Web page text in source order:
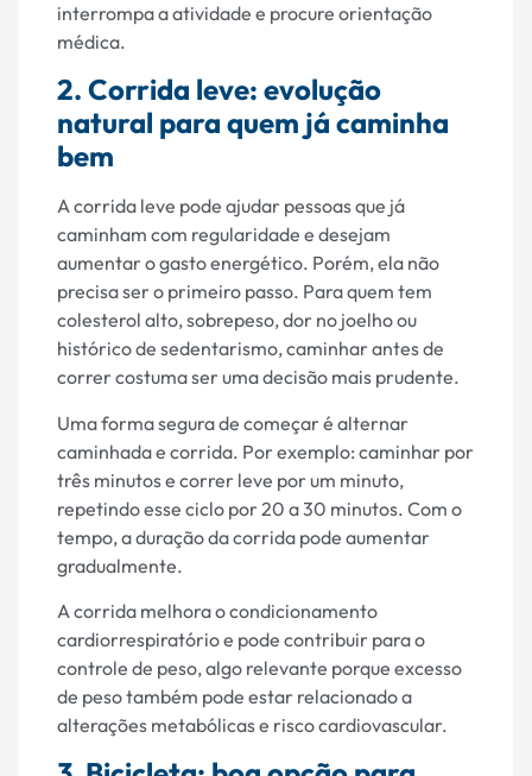
interrompa a atividade e procure orientação
médica.
2. Corrida leve: evolução
natural para quem já caminha
bem
A corrida leve pode ajudar pessoas que já
caminham com regularidade e desejam
aumentar o gasto energético. Porém, ela não
precisa ser o primeiro passo. Para quem tem
colesterol alto, sobrepeso, dor no joelho ou
histórico de sedentarismo, caminhar antes de
correr costuma ser uma decisão mais prudente.
Uma forma segura de começar é alternar
caminhada e corrida. Por exemplo: caminhar por
três minutos e correr leve por um minuto,
repetindo esse ciclo por 20 a 30 minutos. Com o
tempo, a duração da corrida pode aumentar
gradualmente.
A corrida melhora o condicionamento
cardiorrespiratório e pode contribuir para o
controle de peso, algo relevante porque excesso
de peso também pode estar relacionado a
alterações metabólicas e risco cardiovascular.